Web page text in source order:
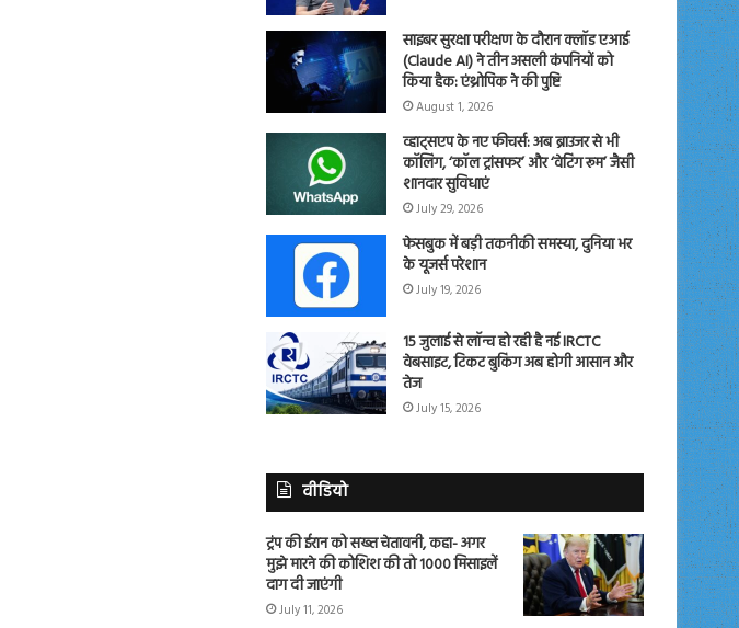
साइबर सुरक्षा परीक्षण के दौरान क्लॉड एआई
(Claude AI) ने तीन असली कंपनियों को
किया हैक: एंथ्रोपिक ने की पुष्टि
August 1, 2026
व्हाट्सएप के नए फीचर्स: अब ब्राउजर से भी
कॉलिंग, ‘कॉल ट्रांसफर’ और ‘वेटिंग रूम’ जैसी
शानदार सुविधाएं
July 29, 2026
फेसबुक में बड़ी तकनीकी समस्या, दुनिया भर
के यूजर्स परेशान
July 19, 2026
15 जुलाई से लॉन्च हो रही है नई IRCTC
वेबसाइट, टिकट बुकिंग अब होगी आसान और
तेज
July 15, 2026
वीडियो
ट्रंप की ईरान को सख्त चेतावनी, कहा- अगर
मुझे मारने की कोशिश की तो 1000 मिसाइलें
दाग दी जाएंगी
July 11, 2026